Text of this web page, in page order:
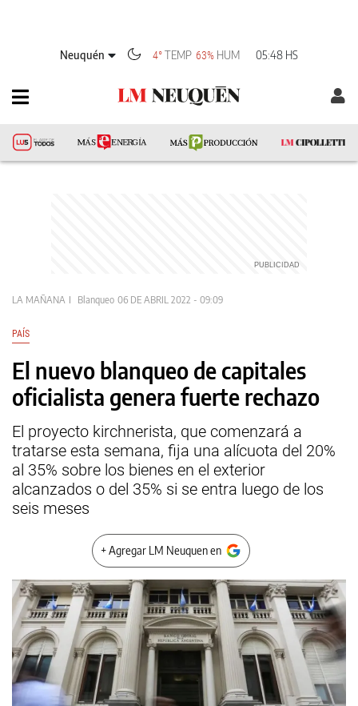
Neuquén 4° TEMP 63% HUM 05:48 HS
LA MAÑANA Blanqueo 06 DE ABRIL 2022 - 09:09
PAÍS
El nuevo blanqueo de capitales
oficialista genera fuerte rechazo
El proyecto kirchnerista, que comenzará a
tratarse esta semana, fija una alícuota del 20%
al 35% sobre los bienes en el exterior
alcanzados o del 35% si se entra luego de los
seis meses
+ Agregar LM Neuquen en